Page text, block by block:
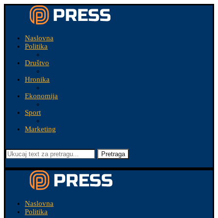
Naslovna
Politika
Društvo
Hronika
Ekonomija
Sport
Marketing
Pretraga
Naslovna
Politika